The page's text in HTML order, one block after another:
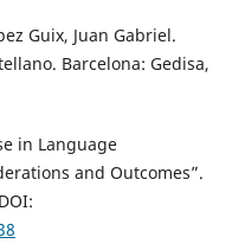
Guix, Juan Gabriel.
Barcelona: Gedisa,
in Language
and Outcomes”.